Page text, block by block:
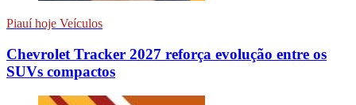
Piauí hoje Veículos
Chevrolet Tracker 2027 reforça evolução entre os
SUVs compactos